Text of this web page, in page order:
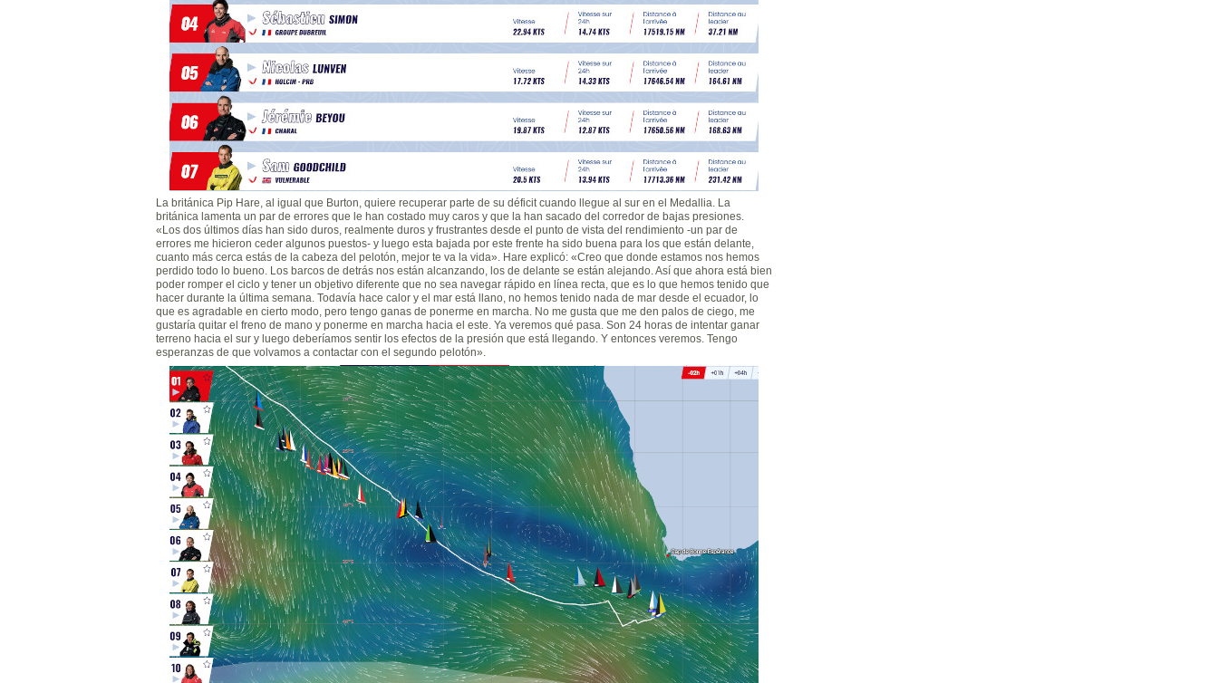
La británica Pip Hare, al igual que Burton, quiere recuperar parte de su déficit cuando llegue al sur en el Medallia. La
británica lamenta un par de errores que le han costado muy caros y que la han sacado del corredor de bajas presiones.
«Los dos últimos días han sido duros, realmente duros y frustrantes desde el punto de vista del rendimiento -un par de
errores me hicieron ceder algunos puestos- y luego esta bajada por este frente ha sido buena para los que están delante,
cuanto más cerca estás de la cabeza del pelotón, mejor te va la vida». Hare explicó: «Creo que donde estamos nos hemos
perdido todo lo bueno. Los barcos de detrás nos están alcanzando, los de delante se están alejando. Así que ahora está bien
poder romper el ciclo y tener un objetivo diferente que no sea navegar rápido en línea recta, que es lo que hemos tenido que
hacer durante la última semana. Todavía hace calor y el mar está llano, no hemos tenido nada de mar desde el ecuador, lo
que es agradable en cierto modo, pero tengo ganas de ponerme en marcha. No me gusta que me den palos de ciego, me
gustaría quitar el freno de mano y ponerme en marcha hacia el este. Ya veremos qué pasa. Son 24 horas de intentar ganar
terreno hacia el sur y luego deberíamos sentir los efectos de la presión que está llegando. Y entonces veremos. Tengo
esperanzas de que volvamos a contactar con el segundo pelotón».